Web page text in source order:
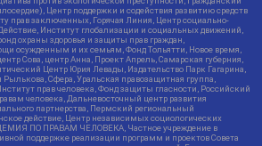
Центр поддержки и содействия развитию средств
прав заключенных, Горячая Линия, Центр социально-
Институт глобализации и социальных движений,
охраны здоровья и защиты прав граждан,
осужденным и их семьям, Фонд Тольятти, Новое время,
Сова, центр Анна, Проект Апрель, Самарская губерния,
Центр Юрия Левады, Издательство Парк Гагарина,
Сфера, Уральская правозащитная группа,
прав человека, Фонд защиты гласности, Российский
человека, Дальневосточный центр развития
партнерства, Пермский региональный
действие, Центр независимых социологических
ПО ПРАВАМ ЧЕЛОВЕКА, Частное учреждение в
поддержке реализации программ и проектов Совета